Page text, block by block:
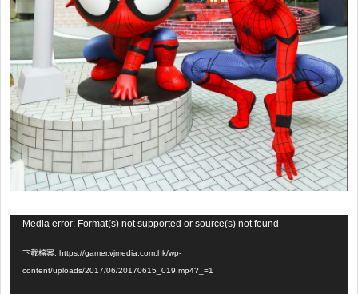
Media error: Format(s) not supported or source(s) not found
下載檔案: https://gamer.vjmedia.com.hk/wp-
content/uploads/2017/06/20170615_019.mp4?_=1